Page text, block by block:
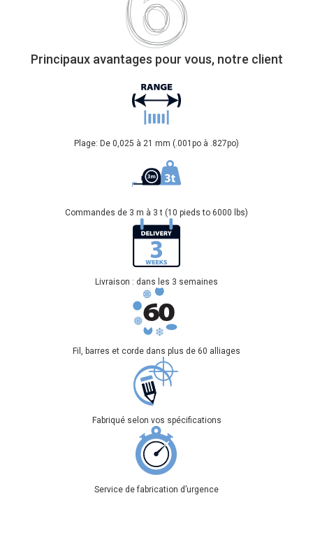
Principaux avantages pour vous, notre client
Plage: De 0,025 à 21 mm (.001po à .827po)
Commandes de 3 m à 3 t (10 pieds to 6000 lbs)
Livraison : dans les 3 semaines
Fil, barres et corde dans plus de 60 alliages
Fabriqué selon vos spécifications
Service de fabrication d’urgence